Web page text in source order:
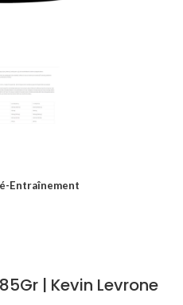
Entraînement
| Kevin Levrone